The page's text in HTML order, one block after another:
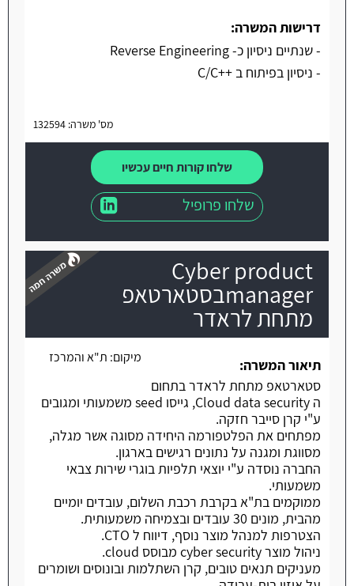
דרישות המשרה:
- שנתיים ניסיון כ- Reverse Engineering
- ניסיון בפיתוח ב ++C/C
מס' משרה: 132594
שלחו קורות חיים עכשיו
שלחו פרופיל
Cyber product
managerבסטארטאפ
מתחת לראדר
משרה חמה
מיקום: ת"א והמרכז
תיאור המשרה:
סטארטאפ מתחת לראדר בתחום
ה Cloud data security, גייסו seed משמעותי ומגובים
ע"י קרן סייבר חזקה.
מפתחים את הפלטפורמה היחידה מסוגה אשר מגלה,
מסווגת ומגנה על נתונים רגישים בארגון.
החברה נוסדה ע"י יוצאי תלפיות בוגרי שירות צבאי
משמעותי.
ממוקמים בת"א בקרבת רכבת השלום, עובדים יומיים
מהבית, מונים 30 עובדים ובצמיחה משמעותית.
הצטרפות למנהל מוצר נוסף, דיווח ל CTO.
ניהול מוצר cyber security מבוסס cloud.
מעניקים תנאים טובים, קרן השתלמות ובונוסים ושומרים